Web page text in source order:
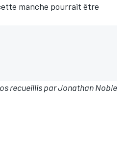
manche pourrait être
recueillis par Jonathan Noble